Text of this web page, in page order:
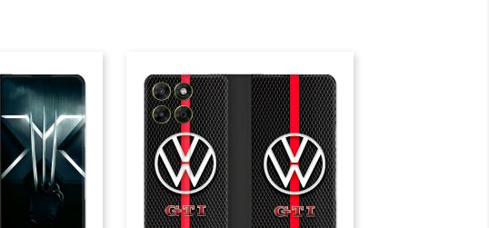
du smartphone. Elle
et doit permettre
cette protection est pensée
confort d’utilisation du
aux différents éléments
parleurs, micro et appareil
sans retirer la